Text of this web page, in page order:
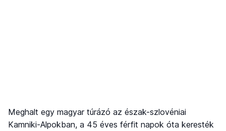
Meghalt egy magyar túrázó az észak-szlovéniai
Kamniki-Alpokban, a 45 éves férfit napok óta keresték